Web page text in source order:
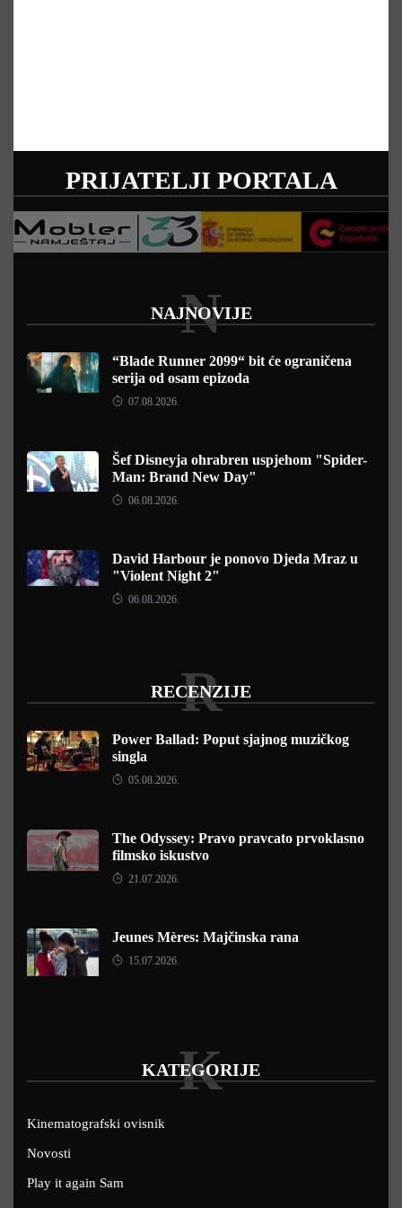
PRIJATELJI PORTALA
NAJNOVIJE
N
“Blade Runner 2099“ bit će ograničena
serija od osam epizoda
07.08.2026.
Šef Disneyja ohrabren uspjehom "Spider-
Man: Brand New Day"
06.08.2026.
David Harbour je ponovo Djeda Mraz u
"Violent Night 2"
06.08.2026.
RECENZIJE
R
Power Ballad: Poput sjajnog muzičkog
singla
05.08.2026.
The Odyssey: Pravo pravcato prvoklasno
filmsko iskustvo
21.07.2026.
Jeunes Mères: Majčinska rana
15.07.2026.
KATEGORIJE
K
Kinematografski ovisnik
Novosti
Play it again Sam